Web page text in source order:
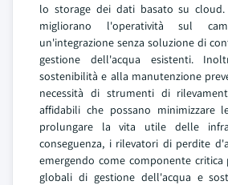
lo storage dei dati basato su cloud.
migliorano l'operatività sul
un'integrazione senza soluzione di
gestione dell'acqua esistenti.
sostenibilità e alla manutenzione
necessità di strumenti di
affidabili che possano minimizzare
prolungare la vita utile delle
conseguenza, i rilevatori di perdite
emergendo come componente
globali di gestione dell'acqua e